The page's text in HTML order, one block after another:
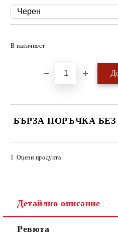
В наличност
БЪРЗА ПОРЪЧКА
Оцени продукта
Детайлно описание
Ревюта